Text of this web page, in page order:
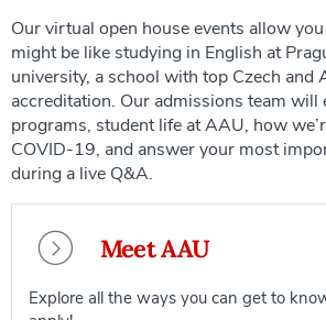
Our virtual open house events allow
might be like studying in English at
university, a school with top Czech and
accreditation. Our admissions team will
programs, student life at AAU, how
COVID-19, and answer your most
during a live Q&A.
Meet AAU
Explore all the ways you can get to